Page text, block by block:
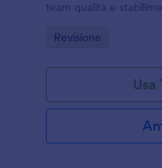
team qualità e
Go to Category:
Revisione
Usa